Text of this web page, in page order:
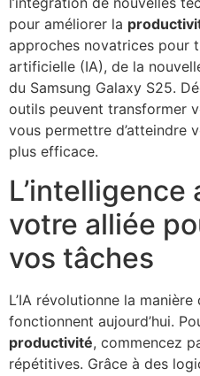
pour améliorer la
approches novatrices pour
artificielle (IA), de la
du Samsung Galaxy S25.
outils peuvent transformer
vous permettre d’atteindre
plus efficace.
votre alliée
vos tâches
L’IA révolutionne la
fonctionnent aujourd’hui.
productivité, commencez
répétitives. Grâce à des